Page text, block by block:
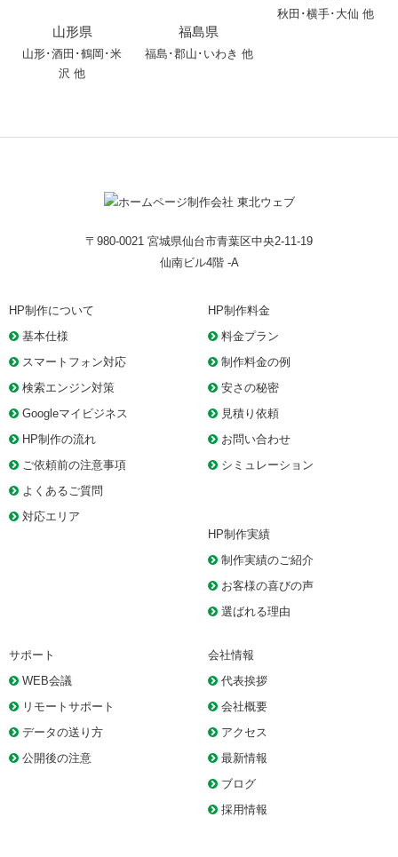
秋田 ･横手･ 大仙 他
山形県
山形･酒田 ･鶴岡 ･米
沢 他
福島県
福島･郡山･いわき 他
〒980-0021 宮城県仙台市青葉区中央2-11-19
仙南ビル4階 -A
HP制作について
基本仕様
スマートフォン対応
検索エンジン対策
Googleマイビジネス
HP制作の流れ
ご依頼前の注意事項
よくあるご質問
対応エリア
HP制作料金
料金プラン
制作料金の例
安さの秘密
見積り依頼
お問い合わせ
シミュレーション
HP制作実績
制作実績のご紹介
お客様の喜びの声
選ばれる理由
サポート
WEB会議
リモートサポート
データの送り方
公開後の注意
会社情報
代表挨拶
会社概要
アクセス
最新情報
ブログ
採用情報